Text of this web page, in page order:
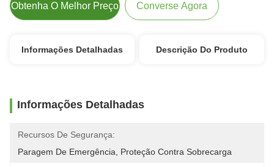
Obtenha O Melhor Preço Converse Agora
Informações Detalhadas Descrição Do Produto
Informações Detalhadas
Recursos De Segurança:
Paragem De Emergência, Proteção Contra Sobrecarga